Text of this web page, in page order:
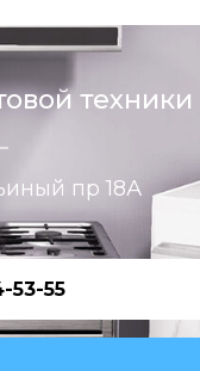
техники
пр 18А
53-55